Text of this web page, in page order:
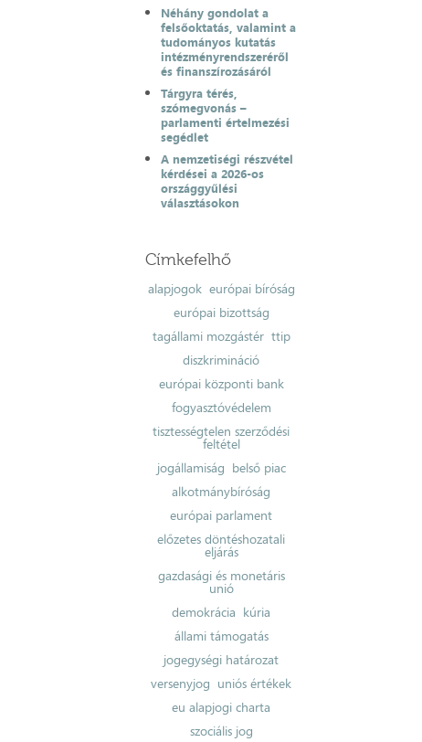
Néhány gondolat a
felsőoktatás, valamint a
tudományos kutatás
intézményrendszeréről
és finanszírozásáról
Tárgyra térés,
szómegvonás –
parlamenti értelmezési
segédlet
A nemzetiségi részvétel
kérdései a 2026-os
országgyűlési
választásokon
Címkefelhő
alapjogok európai bíróság
európai bizottság
tagállami mozgástér ttip
diszkrimináció
európai központi bank
fogyasztóvédelem
tisztességtelen szerződési
feltétel
jogállamiság belső piac
alkotmánybíróság
európai parlament
előzetes döntéshozatali
eljárás
gazdasági és monetáris
unió
demokrácia kúria
állami támogatás
jogegységi határozat
versenyjog uniós értékek
eu alapjogi charta
szociális jog